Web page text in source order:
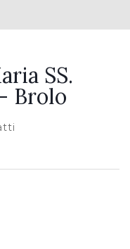
SS.
Brolo